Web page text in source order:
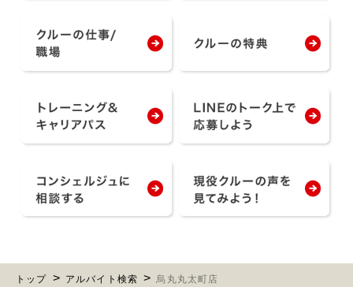
トップ アルバイト検索 烏丸丸太町店